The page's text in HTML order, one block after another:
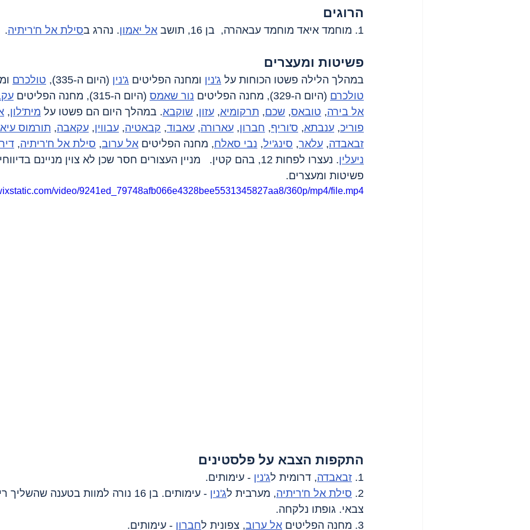
הרוגים
1. מוחמד איאד מוחמד עבאהרה,  בן 16, תושב אל יאמון. נהרג בסילת אל ח'ריתיה.
פשיטות ומעצרים
במהלך הלילה פשטו הכוחות על ג'נין ומחנה הפליטים ג'נין (היום ה-335), טולכרם
טולכרם (היום ה-329), מחנה הפליטים נור שאמס (היום ה-315), מחנה הפליטים
אל בירה, טובאס, שכם, תרקומיא, עזון, שוקבא. במהלך היום הם פשטו על מית'לון,
פוריכ, ענבתא, ס'וריף, חברון, עארורה, עאבוד, קבאטיה, עבווין, עקאבה, תורמוס עיא
זבאבדה, עלאר, סינג'יל, נבי סאלח, מחנה הפליטים אל ערוב, סילת אל ח'ריתיה,
ניעלין
. נעצרו לפחות 12, בהם קטין.   מניין העצורים חסר שכן לא צוין מניינם
פשיטות ומעצרים.
video/9241ed_79748afb066e4328bee5531345827aa8/360p/mp4/file.mp4
התקפות הצבא על פלסטינים
1. זבאבדה, דרומית לג'נין - עימותים.
2. סילת אל ח'ריתיה, מערבית לג'נין
- עימותים. בן 16 נורה למוות בטענה
צבאי. גופתו נלקחה.
3. מחנה הפליטים
אל ערוב, צפונית לחברון - עימותים.